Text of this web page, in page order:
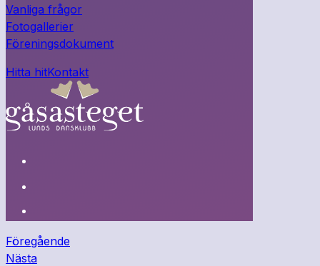
Vanliga frågor
Fotogallerier
Föreningsdokument
Hitta hitKontakt
Föregående
Nästa